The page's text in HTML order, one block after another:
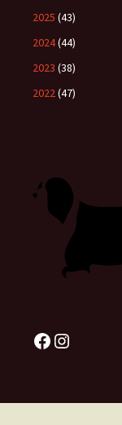
2025 (43)
2024(44)
2023 (38)
2022(47)
Facebook
Instagram